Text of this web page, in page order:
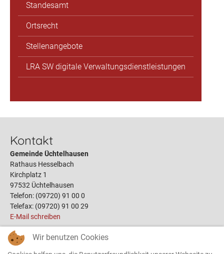
Standesamt
Ortsrecht
Stellenangebote
LRA SW digitale Verwaltungsdienstleistungen
Kontakt
Gemeinde Üchtelhausen
Rathaus Hesselbach
Kirchplatz 1
97532 Üchtelhausen
Telefon: (09720) 91 00 0
Telefax: (09720) 91 00 29
E-Mail schreiben
Links
Wir benutzen Cookies